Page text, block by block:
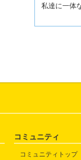
私達に一
コミュニティ
コミュニティトップ